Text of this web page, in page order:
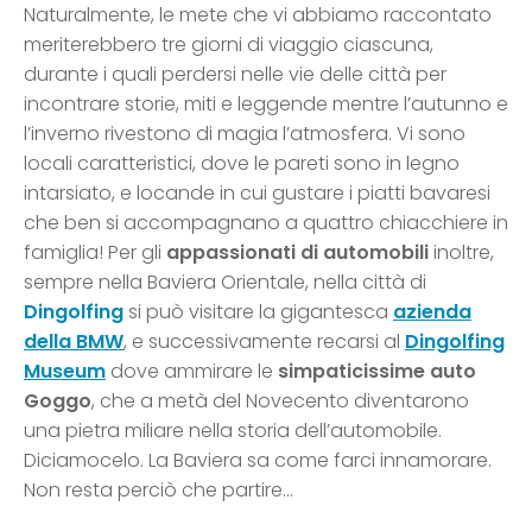
Naturalmente, le mete che vi abbiamo raccontato
meriterebbero tre giorni di viaggio ciascuna,
durante i quali perdersi nelle vie delle città per
incontrare storie, miti e leggende mentre l’autunno e
l’inverno rivestono di magia l’atmosfera. Vi sono
locali caratteristici, dove le pareti sono in legno
intarsiato, e locande in cui gustare i piatti bavaresi
che ben si accompagnano a quattro chiacchiere in
famiglia! Per gli appassionati di automobiliinoltre,
sempre nella Baviera Orientale, nella città di
Dingolfingsi può visitare la gigantesca azienda
della BMW, e successivamente recarsi al Dingolfing
Museum dove ammirare le simpaticissime auto
Goggo, che a metà del Novecento diventarono
una pietra miliare nella storia dell’automobile.
Diciamocelo. La Baviera sa come farci innamorare.
Non resta perciò che partire…